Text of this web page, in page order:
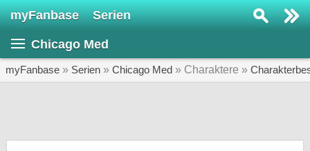
myFanbase Serien
Chicago Med
myFanbase » Serien » Chicago Med » Charaktere »
SERIEN